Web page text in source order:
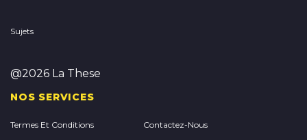
Sujets
@2026 La These
NOS SERVICES
Termes Et Conditions Contactez-Nous